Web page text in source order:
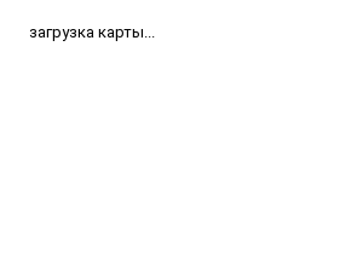
загрузка карты...